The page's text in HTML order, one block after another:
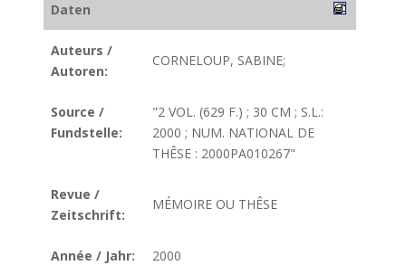
Daten
Auteurs /
Autoren:
CORNELOUP, SABINE;
Source /
Fundstelle:
"2 VOL. (629 F.) ; 30 CM ; S.L.:
2000 ; NUM. NATIONAL DE
THÊSE : 2000PA010267"
Revue /
Zeitschrift:
MÉMOIRE OU THÊSE
Année / Jahr: 2000